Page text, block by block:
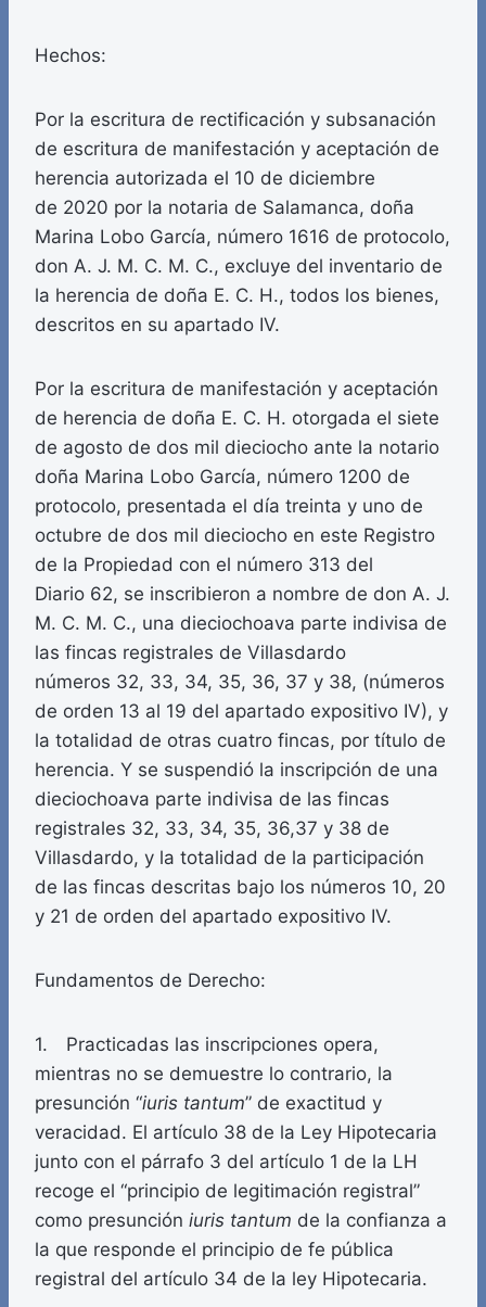
Hechos:
Por la escritura de rectificación y subsanación
de escritura de manifestación y aceptación de
herencia autorizada el 10 de diciembre
de 2020 por la notaria de Salamanca, doña
Marina Lobo García, número 1616 de protocolo,
don A. J. M. C. M. C., excluye del inventario de
la herencia de doña E. C. H., todos los bienes,
descritos en su apartado IV.
Por la escritura de manifestación y aceptación
de herencia de doña E. C. H. otorgada el siete
de agosto de dos mil dieciocho ante la notario
doña Marina Lobo García, número 1200 de
protocolo, presentada el día treinta y uno de
octubre de dos mil dieciocho en este Registro
de la Propiedad con el número 313 del
Diario 62, se inscribieron a nombre de don A. J.
M. C. M. C., una dieciochoava parte indivisa de
las fincas registrales de Villasdardo
números 32, 33, 34, 35, 36, 37 y 38, (números
de orden 13 al 19 del apartado expositivo IV), y
la totalidad de otras cuatro fincas, por título de
herencia. Y se suspendió la inscripción de una
dieciochoava parte indivisa de las fincas
registrales 32, 33, 34, 35, 36,37 y 38 de
Villasdardo, y la totalidad de la participación
de las fincas descritas bajo los números 10, 20
y 21 de orden del apartado expositivo IV.
Fundamentos de Derecho:
1. Practicadas las inscripciones opera,
mientras no se demuestre lo contrario, la
presunción “iuris tantum” de exactitud y
veracidad. El artículo 38 de la Ley Hipotecaria
junto con el párrafo 3 del artículo 1 de la LH
recoge el “principio de legitimación registral”
como presunción iuris tantum de la confianza a
la que responde el principio de fe pública
registral del artículo 34 de la ley Hipotecaria.